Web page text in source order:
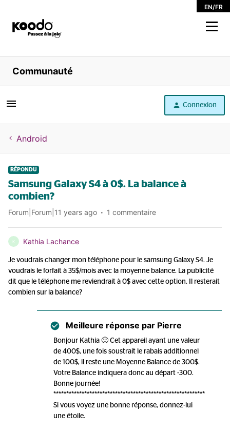
EN/FR
Magasiner
Libre service
Aide
Communauté
Connexion
Android
RÉPONDU
Samsung Galaxy S4 à 0$. La balance à
combien?
Forum|Forum|11 years ago 1 commentaire
K Kathia Lachance
Je voudrais changer mon téléphone pour le samsung Galaxy S4. Je
voudrais le forfait à 35$/mois avec la moyenne balance. La publicité
dit que le téléphone me reviendrait à 0$ avec cette option. Il resterait
combien sur la balance?
Meilleure réponse par Pierre
Bonjour Kathia 🙂 Cet appareil ayant une valeur
de 400$, une fois soustrait le rabais additionnel
de 100$, il reste une Moyenne Balance de 300$.
Votre Balance indiquera donc au départ -300.
Bonne journée!
***********************************************************
Si vous voyez une bonne réponse, donnez-lui
une étoile.